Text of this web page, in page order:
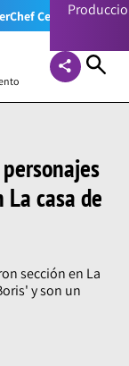
Celebrity
casa de
sección en La
y son un